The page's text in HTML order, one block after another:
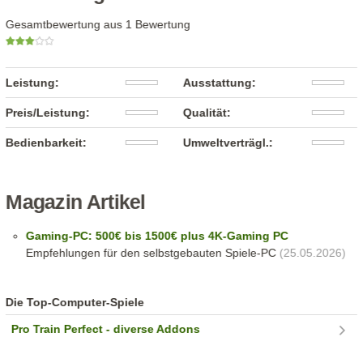
Gesamtbewertung aus 1 Bewertung
Leistung: Ausstattung:
Preis/Leistung: Qualität:
Bedienbarkeit: Umweltverträgl.:
Magazin Artikel
Gaming-PC: 500€ bis 1500€ plus 4K-Gaming PC
Empfehlungen für den selbstgebauten Spiele-PC(25.05.2026)
Die Top-Computer-Spiele
Pro Train Perfect - diverse Addons